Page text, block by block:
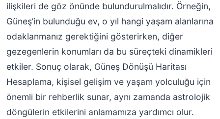
ilişkileri de göz önünde bulundurulmalıdır. Örneğin,
Güneş’in bulunduğu ev, o yıl hangi yaşam alanlarına
odaklanmanız gerektiğini gösterirken, diğer
gezegenlerin konumları da bu süreçteki dinamikleri
etkiler. Sonuç olarak, Güneş Dönüşü Haritası
Hesaplama, kişisel gelişim ve yaşam yolculuğu için
önemli bir rehberlik sunar, aynı zamanda astrolojik
döngülerin etkilerini anlamamıza yardımcı olur.